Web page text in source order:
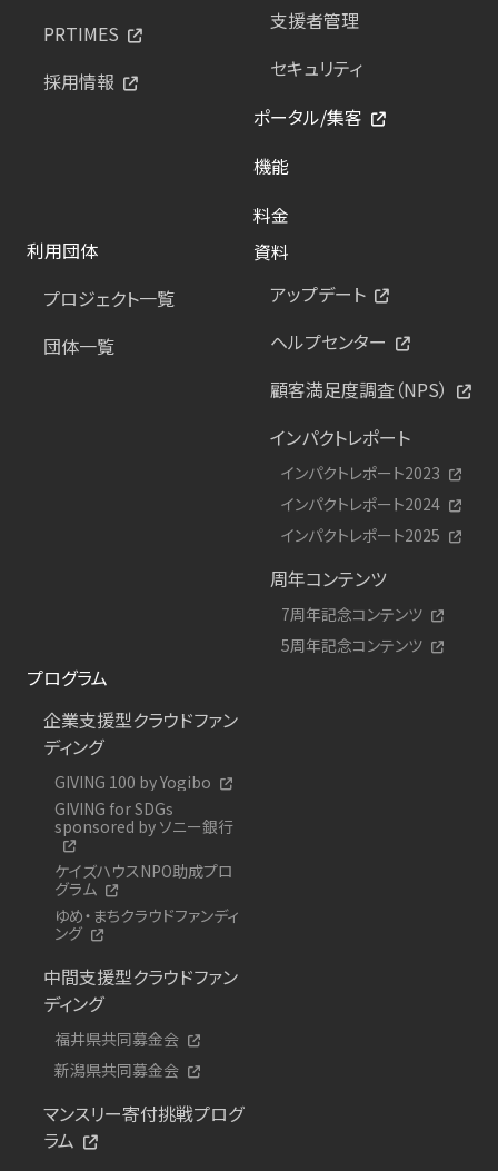
PRTIMES
採用情報
支援者管理
セキュリティ
ポータル/集客
機能
料金
利用団体
プロジェクト一覧
団体一覧
資料
アップデート
ヘルプセンター
顧客満足度調査（NPS）
インパクトレポート
インパクトレポート2023
インパクトレポート2024
インパクトレポート2025
周年コンテンツ
7周年記念コンテンツ
5周年記念コンテンツ
プログラム
企業支援型クラウドファン
ディング
GIVING 100 by Yogibo
GIVING for SDGs
sponsored by ソニー銀行
ケイズハウスNPO助成プロ
グラム
ゆめ・まちクラウドファンディ
ング
中間支援型クラウドファン
ディング
福井県共同募金会
新潟県共同募金会
マンスリー寄付挑戦プログ
ラム